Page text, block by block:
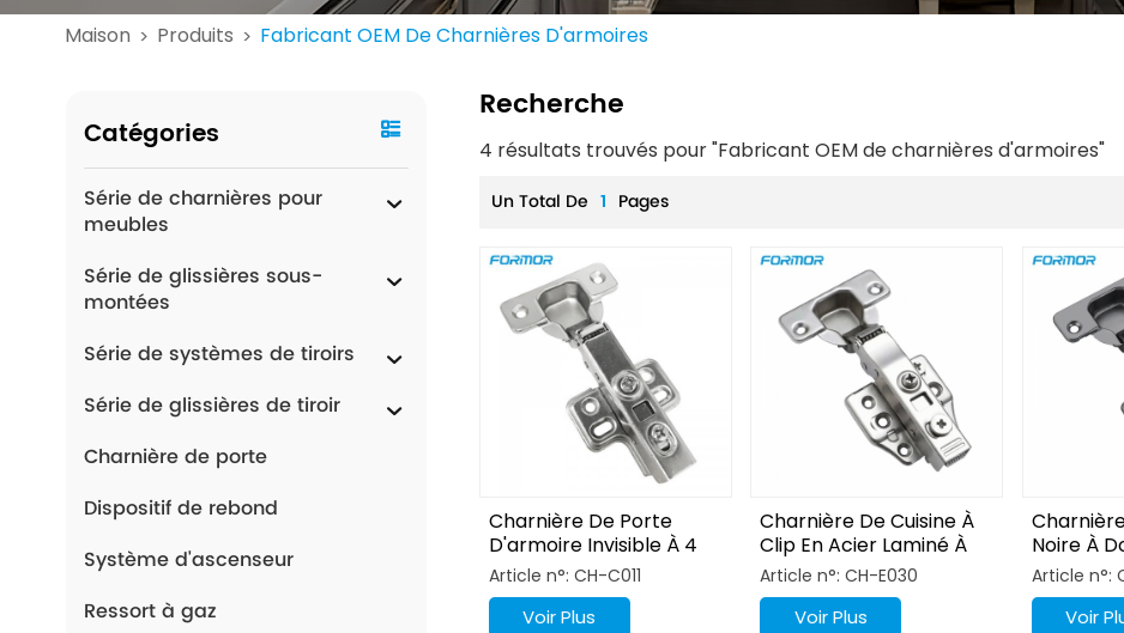
Maison > Produits > Fabricant OEM De Charnières D'armoires
Catégories
Série de charnières pour
meubles
Série de glissières sous-
montées
Série de systèmes de tiroirs
Série de glissières de tiroir
Charnière de porte
Dispositif de rebond
Système d'ascenseur
Ressort à gaz
Recherche
4 résultats trouvés pour "Fabricant OEM de charnières d'armoires"
Un Total De 1 Pages
Charnière De Porte
D'armoire Invisible À 4
Trous Avec
Amortissement
Hydraulique
Article n°: CH-C011
Voir Plus
Charnière De Cuisine À
Clip En Acier Laminé À
Froid
Article n°: CH-E030
Voir Plus
Noire À
105
Article n°:
Voir